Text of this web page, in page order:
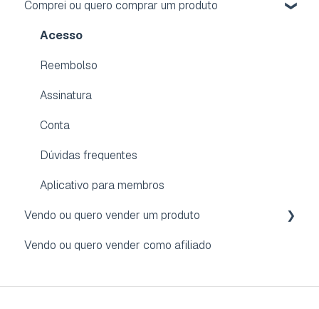
Comprei ou quero comprar um produto
Acesso
Reembolso
Assinatura
Conta
Dúvidas frequentes
Aplicativo para membros
Vendo ou quero vender um produto
Conheça a Hubla
Vendo ou quero vender como afiliado